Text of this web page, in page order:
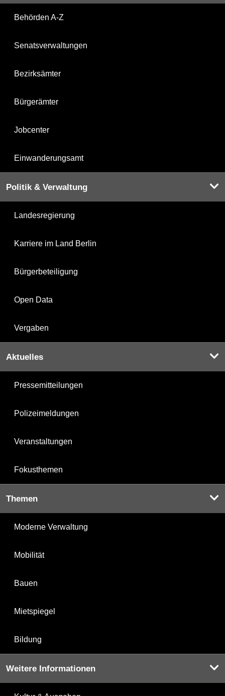
Behörden A-Z
Senatsverwaltungen
Bezirksämter
Bürgerämter
Jobcenter
Einwanderungsamt
Politik & Verwaltung
Landesregierung
Karriere im Land Berlin
Bürgerbeteiligung
Open Data
Vergaben
Aktuelles
Pressemitteilungen
Polizeimeldungen
Veranstaltungen
Fokusthemen
Themen
Moderne Verwaltung
Mobilität
Bauen
Mietspiegel
Bildung
Weitere Informationen